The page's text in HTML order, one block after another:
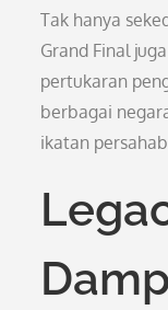
Tak hanya
Grand Final
pertukaran
berbagai
ikatan